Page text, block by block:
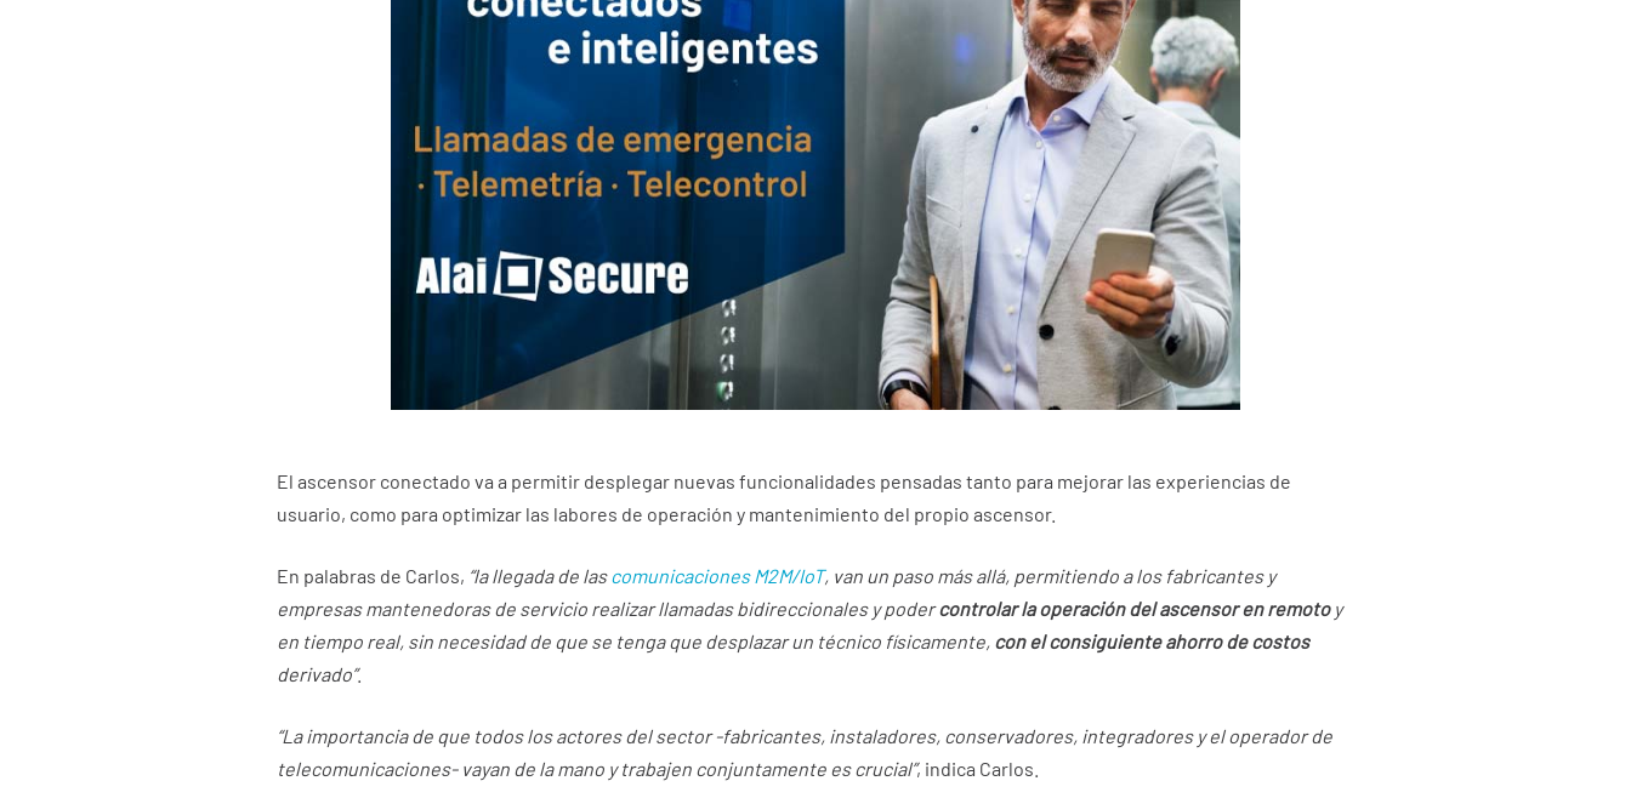
El ascensor conectado va a permitir desplegar nuevas funcionalidades pensadas tanto para mejorar las experiencias de
usuario, como para optimizar las labores de operación y mantenimiento del propio ascensor.
En palabras de Carlos, “la llegada de lascomunicaciones M2M/IoT, van un paso más allá, permitiendo a los fabricantes y
empresas mantenedoras de servicio realizar llamadas bidireccionales y podercontrolar la operación del ascensor en remotoy
en tiempo real, sin necesidad de que se tenga que desplazar un técnico físicamente, con el consiguiente ahorro de costos
derivado”.
“La importancia de que todos los actores del sector -fabricantes, instaladores, conservadores, integradores y el operador de
telecomunicaciones- vayan de la mano y trabajen conjuntamente es crucial”, indica Carlos.